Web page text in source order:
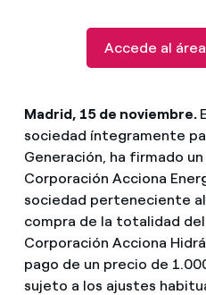
Accede al
Madrid, 15 de noviembre.
sociedad íntegramente
Generación, ha firmado
Corporación Acciona
sociedad perteneciente
compra de la totalidad
Corporación Acciona
pago de un precio de
sujeto a los ajustes